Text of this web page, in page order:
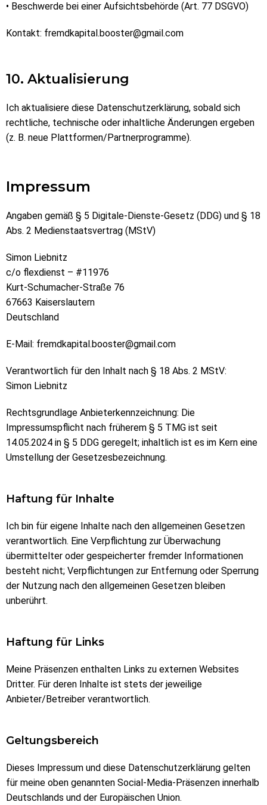
• Beschwerde bei einer Aufsichtsbehörde (Art. 77 DSGVO)
Kontakt: fremdkapital.booster@gmail.com
10. Aktualisierung
Ich aktualisiere diese Datenschutzerklärung, sobald sich
rechtliche, technische oder inhaltliche Änderungen ergeben
(z. B. neue Plattformen/Partnerprogramme).
Impressum
Angaben gemäß § 5 Digitale-Dienste-Gesetz (DDG) und § 18
Abs. 2 Medienstaatsvertrag (MStV)
Simon Liebnitz
c/o flexdienst – #11976
Kurt-Schumacher-Straße 76
67663 Kaiserslautern
Deutschland
E-Mail: fremdkapital.booster@gmail.com
Verantwortlich für den Inhalt nach § 18 Abs. 2 MStV:
Simon Liebnitz
Rechtsgrundlage Anbieterkennzeichnung: Die
Impressumspflicht nach früherem § 5 TMG ist seit
14.05.2024 in § 5 DDG geregelt; inhaltlich ist es im Kern eine
Umstellung der Gesetzesbezeichnung.
Haftung für Inhalte
Ich bin für eigene Inhalte nach den allgemeinen Gesetzen
verantwortlich. Eine Verpflichtung zur Überwachung
übermittelter oder gespeicherter fremder Informationen
besteht nicht; Verpflichtungen zur Entfernung oder Sperrung
der Nutzung nach den allgemeinen Gesetzen bleiben
unberührt.
Haftung für Links
Meine Präsenzen enthalten Links zu externen Websites
Dritter. Für deren Inhalte ist stets der jeweilige
Anbieter/Betreiber verantwortlich.
Geltungsbereich
Dieses Impressum und diese Datenschutzerklärung gelten
für meine oben genannten Social-Media-Präsenzen innerhalb
Deutschlands und der Europäischen Union.